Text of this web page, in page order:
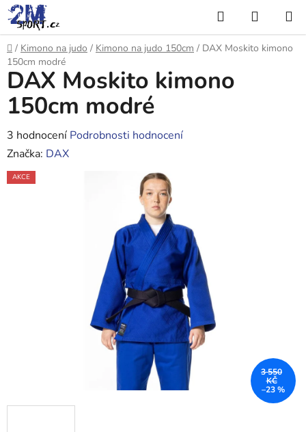
Přejít
na
obsah
Hledat
KOŠÍK
Domů
/ Kimono na judo / Kimono na judo 150cm / DAX Moskito kimono
150cm modré
DAX Moskito kimono
150cm modré
Průměrné
hodnocení
produktu
3 hodnocení Podrobnosti hodnocení
Značka: DAX
AKCE
3 550
KČ
–23 %